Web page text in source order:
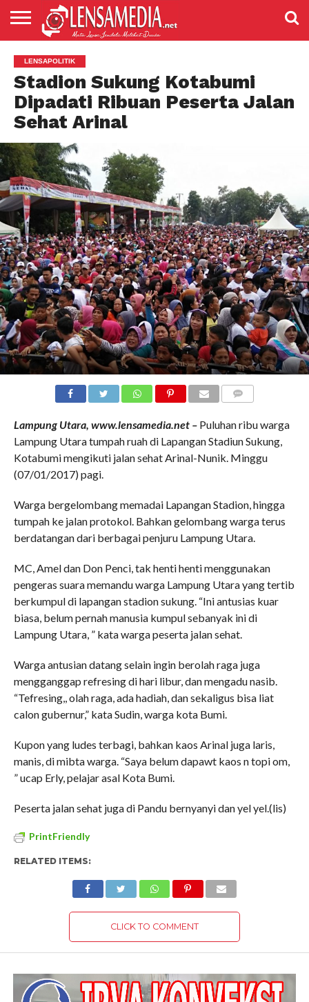
PENDIDIKAN
ENTERTAIMENT
POLITIK
PRISTIWA
SPORT
DAERAH
NASIONAL
ADVETORIAL
LENSAPOLITIK
Stadion Sukung Kotabumi
Dipadati Ribuan Peserta Jalan
Sehat Arinal
Lampung Utara, www.lensamedia.net – Puluhan ribu warga
Lampung Utara tumpah ruah di Lapangan Stadiun Sukung,
Kotabumi mengikuti jalan sehat Arinal-Nunik. Minggu
(07/01/2017) pagi.
Warga bergelombang memadai Lapangan Stadion, hingga
tumpah ke jalan protokol. Bahkan gelombang warga terus
berdatangan dari berbagai penjuru Lampung Utara.
MC, Amel dan Don Penci, tak henti henti menggunakan
pengeras suara memandu warga Lampung Utara yang tertib
berkumpul di lapangan stadion sukung. “Ini antusias kuar
biasa, belum pernah manusia kumpul sebanyak ini di
Lampung Utara, ” kata warga peserta jalan sehat.
Warga antusian datang selain ingin berolah raga juga
mengganggap refresing di hari libur, dan mengadu nasib.
“Tefresing,, olah raga, ada hadiah, dan sekaligus bisa liat
calon gubernur,” kata Sudin, warga kota Bumi.
Kupon yang ludes terbagi, bahkan kaos Arinal juga laris,
manis, di mibta warga. “Saya belum dapawt kaos n topi om,
” ucap Erly, pelajar asal Kota Bumi.
Peserta jalan sehat juga di Pandu bernyanyi dan yel yel.(lis)
PrintFriendly
RELATED ITEMS:
CLICK TO COMMENT